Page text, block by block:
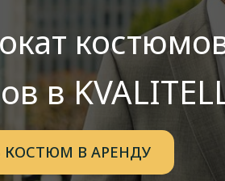
в
КОСТЮМ В АРЕНДУ